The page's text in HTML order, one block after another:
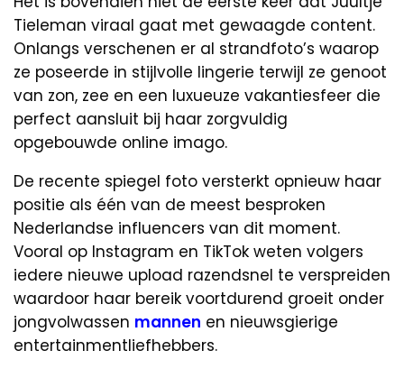
Tieleman viraal gaat met gewaagde content.
Onlangs verschenen er al strandfoto’s waarop
ze poseerde in stijlvolle lingerie terwijl ze genoot
van zon, zee en een luxueuze vakantiesfeer die
perfect aansluit bij haar zorgvuldig
opgebouwde online imago.
De recente spiegel foto versterkt opnieuw haar
positie als één van de meest besproken
Nederlandse influencers van dit moment.
Vooral op Instagram en TikTok weten volgers
iedere nieuwe upload razendsnel te verspreiden
waardoor haar bereik voortdurend groeit onder
jongvolwassen mannen en nieuwsgierige
entertainmentliefhebbers.